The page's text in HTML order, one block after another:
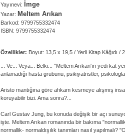
Yayınevi: İmge
Yazar: Meltem Arıkan
Barkod: 9799755332474
ISBN: 9799755332474
Özellikler: Boyut: 13,5 x 19,5 / Yerli Kitap Kâğıdı /
... Ve... Veya... Belki... "Meltem Arıkan'ın yedi kat
anlamadığı hasta grubunu, psikiyatristler,
Aristo mantığına göre ahkam kesmeye alışmış
koruyabilir bizi. Ama sonra?...
Carl Gustav Jung, bu konuda değişik bir açı
işte. Meltem Arıkan romanında bir bakıma
normallik- normaldışılık tanımları nasıl